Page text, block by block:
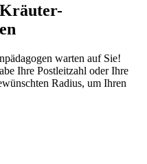
warten auf Sie!
Ihre Postleitzahl oder Ihre
Radius, um Ihren